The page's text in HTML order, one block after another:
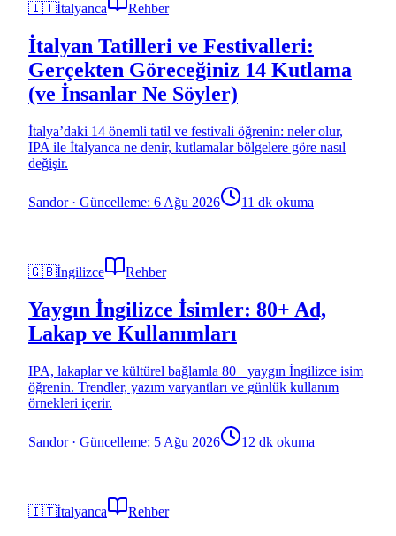
🇮🇹İtalyanca Rehber
İtalyan Tatilleri ve Festivalleri:
Gerçekten Göreceğiniz 14 Kutlama
(ve İnsanlar Ne Söyler)
İtalya’daki 14 önemli tatil ve festivali öğrenin: neler olur,
IPA ile İtalyanca ne denir, kutlamalar bölgelere göre nasıl
değişir.
Sandor· Güncelleme: 6 Ağu 2026 11 dk okuma
🇬🇧İngilizce Rehber
Yaygın İngilizce İsimler: 80+ Ad,
Lakap ve Kullanımları
IPA, lakaplar ve kültürel bağlamla 80+ yaygın İngilizce isim
öğrenin. Trendler, yazım varyantları ve günlük kullanım
örnekleri içerir.
Sandor· Güncelleme: 5 Ağu 2026 12 dk okuma
🇮🇹İtalyanca Rehber